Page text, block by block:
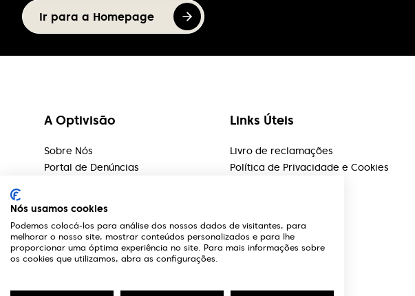
Ir para a Homepage
A Optivisão
Sobre Nós
Portal de Denúncias
Marcas
Marcação de Exames
Teste Visão
Links Úteis
Livro de reclamações
Política de Privacidade e Cookies
Nós usamos cookies
Podemos colocá-los para análise dos nossos dados de visitantes, para
melhorar o nosso site, mostrar conteúdos personalizados e para lhe
proporcionar uma óptima experiência no site. Para mais informações sobre
os cookies que utilizamos, abra as configurações.